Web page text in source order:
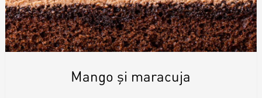
Mango și maracuja